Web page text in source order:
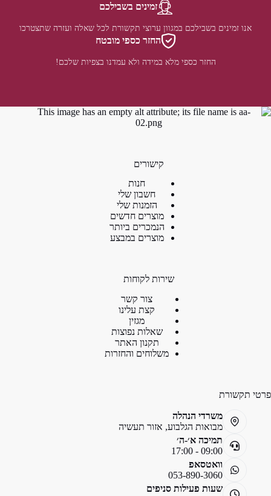
זמינים בשבילכם
אנו זמינים בשבילכם במגוון ערוצי תקשורת לכל שאלה ועזרה שתצטרכו
החזר כספי מובטח
החזר כספי מלא במידה ולא עמדנו בצפיות שלכם!
קישורים
חנות
חשבון שלי
הזמנות שלי
מוצרים חדשים
הנמכרים ביותר
מוצרים במבצע
שירות לקוחות
צור קשר
קצת עלינו
מגזין
שאלות נפוצות
תקנון האתר
משלוחים והחזרות
פרטי תקשורת
משרדי הנהלה
מבואות הגלבוע, אזור תעשיה
תמיכה א׳-ה׳
09:00 - 17:00
וואטסאפ
053-890-3060
שעות פעילות סניפים